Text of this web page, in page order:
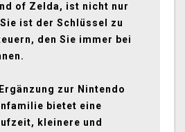
of Zelda, ist nicht nur
ist der Schlüssel zu
den Sie immer bei
zur Nintendo
bietet eine
kleinere und